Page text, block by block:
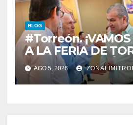
BLOG
#Torreón. ¡VAMOS
A LA FERIA DE
ALISTAN EDICIÓN
AGO 5, 2026